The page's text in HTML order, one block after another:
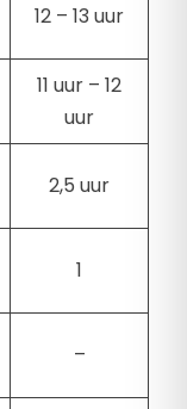
12 – 13 uur
11 uur – 12
uur
2,5 uur
1
–